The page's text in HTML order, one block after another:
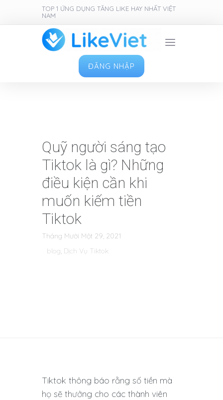
TOP 1 ỨNG DỤNG TĂNG LIKE HAY NHẤT VIỆT
NAM
ĐĂNG NHẬP
Quỹ người sáng tạo
Tiktok là gì? Những
điều kiện cần khi
muốn kiếm tiền
Tiktok
Tháng Mười Một 29, 2021
blog, Dịch Vụ Tiktok
Tiktok thông báo rằng số tiền mà
họ sẽ thưởng cho các thành viên